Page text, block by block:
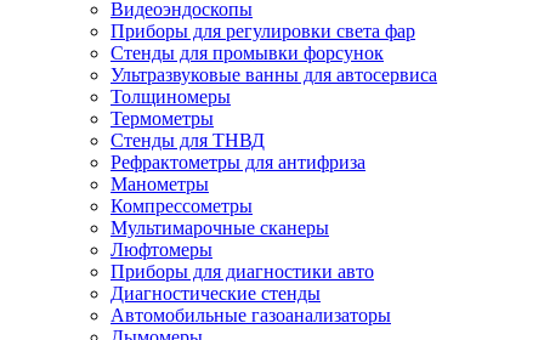
Видеоэндоскопы
Приборы для регулировки света фар
Стенды для промывки форсунок
Ультразвуковые ванны для автосервиса
Толщиномеры
Термометры
Стенды для ТНВД
Рефрактометры для антифриза
Манометры
Компрессометры
Мультимарочные сканеры
Люфтомеры
Приборы для диагностики авто
Диагностические стенды
Автомобильные газоанализаторы